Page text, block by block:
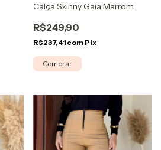
Calça Skinny Gaia Marrom
R$249,90
R$237,41 com Pix
Comprar